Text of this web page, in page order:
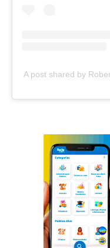
A post shared by